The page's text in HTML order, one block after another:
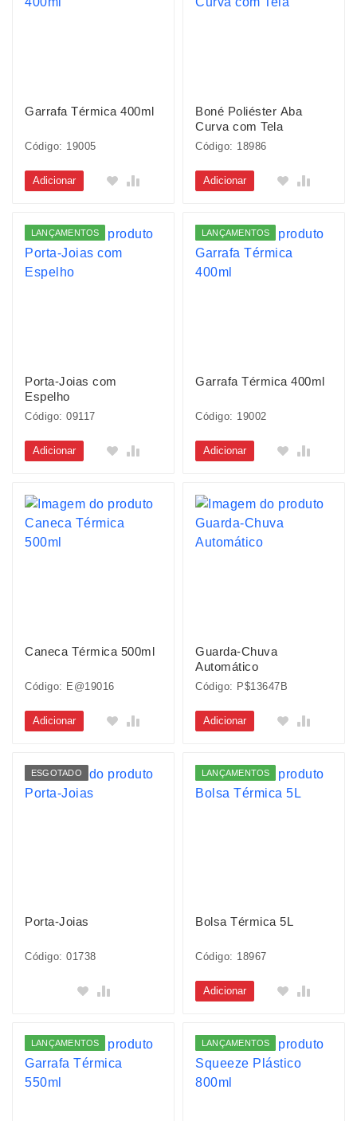
Garrafa Térmica 400ml
Código: 19005
Adicionar
Boné Poliéster Aba
Curva com Tela
Código: 18986
Adicionar
LANÇAMENTOS
Porta-Joias com
Espelho
Código: 09117
Adicionar
LANÇAMENTOS
Garrafa Térmica 400ml
Código: 19002
Adicionar
Caneca Térmica 500ml
Código: E@19016
Adicionar
Guarda-Chuva
Automático
Código: P$13647B
Adicionar
ESGOTADO
Porta-Joias
Código: 01738
LANÇAMENTOS
Bolsa Térmica 5L
Código: 18967
Adicionar
LANÇAMENTOS LANÇAMENTOS